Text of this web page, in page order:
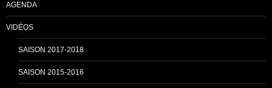
AGENDA
VIDÉOS
SAISON 2017-2018
SAISON 2015-2016